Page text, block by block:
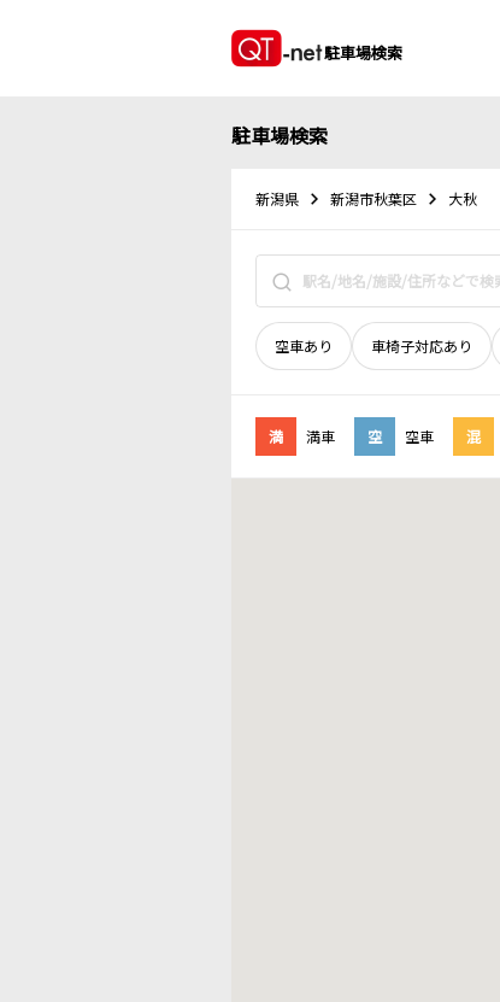
駐車場検索
駐車場検索
新潟県 新潟市秋葉区 大秋
空車あり 車椅子対応あり
満 満車 空 空車 混